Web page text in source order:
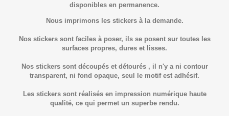
disponibles en permanence.
Nous imprimons les stickers à la demande.
Nos stickers sont faciles à poser, ils se posent sur toutes les
surfaces propres, dures et lisses.
Nos stickers sont découpés et détourés , il n'y a ni contour
transparent, ni fond opaque, seul le motif est adhésif.
Les stickers sont réalisés en impression numérique haute
qualité, ce qui permet un superbe rendu.